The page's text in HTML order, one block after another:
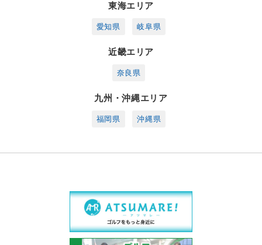
東海エリア
愛知県 岐阜県
近畿エリア
奈良県
九州・沖縄エリア
福岡県 沖縄県